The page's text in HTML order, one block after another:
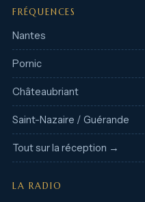
FRÉQUENCES
Nantes
Pornic
Châteaubriant
Saint-Nazaire / Guérande
Tout sur la réception →
LA RADIO